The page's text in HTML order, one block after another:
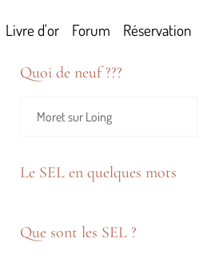
Livre d'or Forum Réservation
Quoi de neuf ???
Moret sur Loing
Le SEL en quelques mots
Que sont les SEL ?